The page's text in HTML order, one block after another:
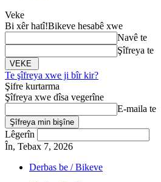
Veke
Bi xêr hatî!Bikeve hesabê xwe
Navê te
Şîfreya te
Te şîfreya xwe ji bîr kir?
Şifre kurtarma
Şîfreya xwe dîsa vegerîne
E-maila te
Lêgerîn
În, Tebax 7, 2026
Derbas be / Bikeve